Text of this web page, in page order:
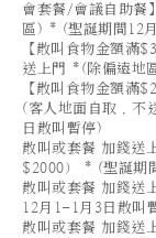
會套餐/會議自助餐
區) * (聖誕期間12
【散叫食物金額滿
送上門 *(除偏遠地
【散叫食物金額滿
(客人地面自取 , 不
日散叫暫停)
散叫或套餐 加錢送
$2000） * (聖誕期
散叫或套餐 加錢送
12月1-1月3日散叫
散叫或套餐 加錢送